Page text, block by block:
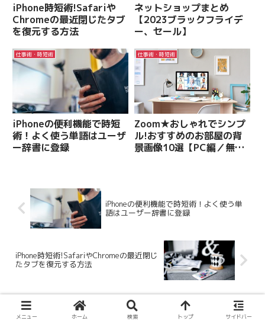
iPhone時短術!Safariや
Chromeの最近閉じたタブ
を復元する方法
ネットショップまとめ
【2023ブラックフライデ
ー、セール】
仕事術・時短術
iPhoneの便利機能で時短
術！よく使う単語はユーザ
ー辞書に登録
仕事術・時短術
Zoom★おしゃれでシンプ
ル!おすすめのお部屋の背
景画像10選【PC編／無料
iPhoneの便利機能で時短術！よく使う単
語はユーザー辞書に登録
iPhone時短術!SafariやChromeの最近閉じ
たタブを復元する方法
コメント
メニュー ホーム 検索 トップ サイドバー